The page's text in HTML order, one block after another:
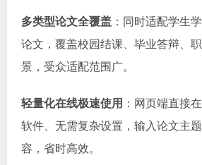
多类型论文全覆盖 ：同时适配学生
论文，覆盖校园结课、毕业答辩、
景，受众适配范围广。
轻量化在线极速使用 ：网页端直接
软件、无需复杂设置，输入论文主
容，省时高效。